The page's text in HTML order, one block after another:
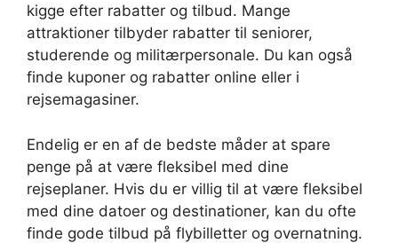
kigge efter rabatter og tilbud. Mange
attraktioner tilbyder rabatter til seniorer,
studerende og militærpersonale. Du kan også
finde kuponer og rabatter online eller i
rejsemagasiner.
Endelig er en af de bedste måder at spare
penge på at være fleksibel med dine
rejseplaner. Hvis du er villig til at være fleksibel
med dine datoer og destinationer, kan du ofte
finde gode tilbud på flybilletter og overnatning.